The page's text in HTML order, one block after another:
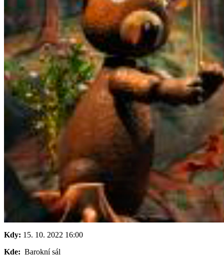
Kdy: 15. 10. 2022 16:00
Kde: Barokní sál